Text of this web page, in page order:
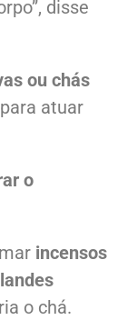
disse
ou chás
atuar
o
incensos
o chá.